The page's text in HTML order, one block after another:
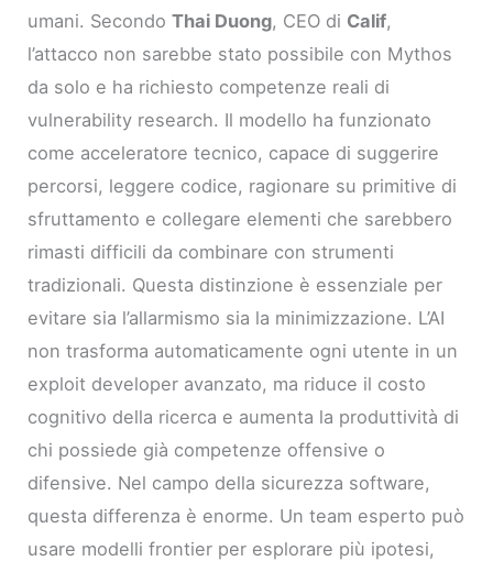
umani. SecondoThai Duong, CEO di Calif,
l’attacco non sarebbe stato possibile con Mythos
da solo e ha richiesto competenze reali di
vulnerability research. Il modello ha funzionato
come acceleratore tecnico, capace di suggerire
percorsi, leggere codice, ragionare su primitive di
sfruttamento e collegare elementi che sarebbero
rimasti difficili da combinare con strumenti
tradizionali. Questa distinzione è essenziale per
evitare sia l’allarmismo sia la minimizzazione. L’AI
non trasforma automaticamente ogni utente in un
exploit developer avanzato, ma riduce il costo
cognitivo della ricerca e aumenta la produttività di
chi possiede già competenze offensive o
difensive. Nel campo della sicurezza software,
questa differenza è enorme. Un team esperto può
usare modelli frontier per esplorare più ipotesi,